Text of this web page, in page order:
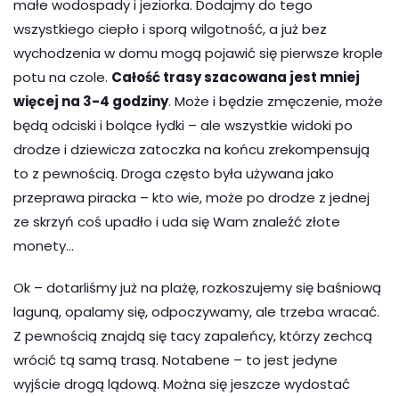
małe wodospady i jeziorka. Dodajmy do tego
wszystkiego ciepło i sporą wilgotność, a już bez
wychodzenia w domu mogą pojawić się pierwsze krople
potu na czole. Całość trasy szacowana jest mniej
więcej na 3-4 godziny. Może i będzie zmęczenie, może
będą odciski i bolące łydki – ale wszystkie widoki po
drodze i dziewicza zatoczka na końcu zrekompensują
to z pewnością. Droga często była używana jako
przeprawa piracka – kto wie, może po drodze z jednej
ze skrzyń coś upadło i uda się Wam znaleźć złote
monety…
Ok – dotarliśmy już na plażę, rozkoszujemy się baśniową
laguną, opalamy się, odpoczywamy, ale trzeba wracać.
Z pewnością znajdą się tacy zapaleńcy, którzy zechcą
wrócić tą samą trasą. Notabene – to jest jedyne
wyjście drogą lądową. Można się jeszcze wydostać